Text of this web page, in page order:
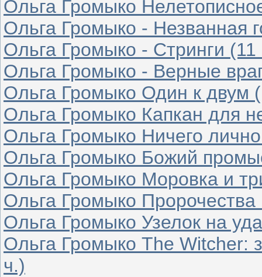
Ольга Громыко
Ольга Громыко - Незванная
Ольга Громыко - Стринги (11
Ольга Громыко - Верные
Ольга Громыко Один к двум
Ольга Громыко Капкан для
Ольга Громыко Ничего
Ольга Громыко Божий
Ольга Громыко Моровка и
Ольга Громыко
Ольга Громыко Узелок на
Ольга Громыко The Witcher:
ч.)